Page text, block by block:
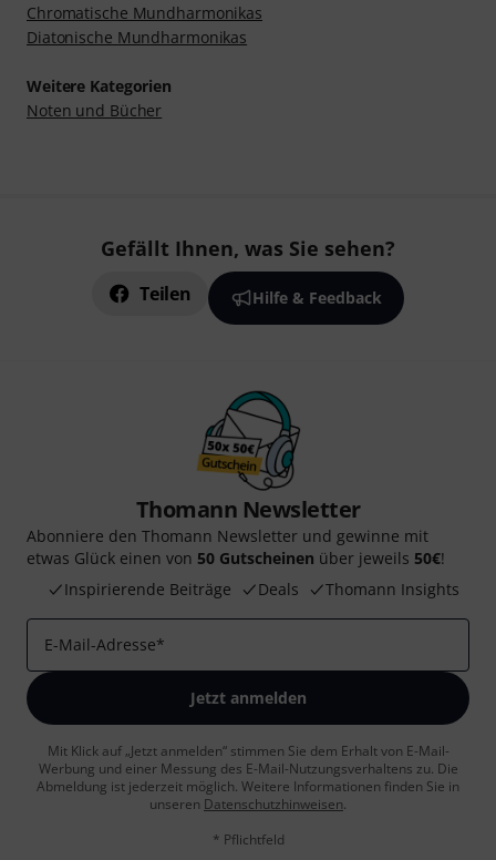
Chromatische Mundharmonikas
Diatonische Mundharmonikas
Weitere Kategorien
Noten und Bücher
Gefällt Ihnen, was Sie sehen?
Teilen Hilfe & Feedback
Thomann Newsletter
Abonniere den Thomann Newsletter und gewinne mit
etwas Glück einen von 50 Gutscheinen über jeweils 50€!
Inspirierende Beiträge
Deals Thomann Insights
E-Mail-Adresse*
Jetzt anmelden
Mit Klick auf „Jetzt anmelden“ stimmen Sie dem Erhalt von E-Mail-
Werbung und einer Messung des E-Mail-Nutzungsverhaltens zu. Die
Abmeldung ist jederzeit möglich. Weitere Informationen finden Sie in
unseren Datenschutzhinweisen.
* Pflichtfeld